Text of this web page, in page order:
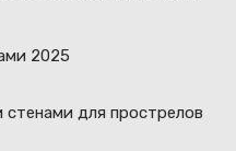
2025
стенами для прострелов